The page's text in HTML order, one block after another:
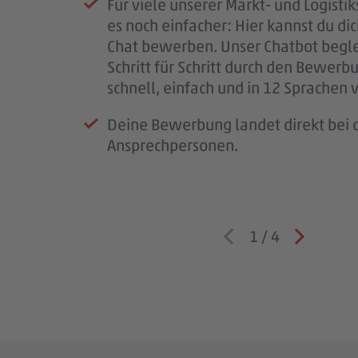
Für viele unserer Markt- und
es noch einfacher: Hier kannst du
Chat bewerben. Unser Chatbot
Schritt für Schritt durch den
schnell, einfach und in 12 Sprachen
Deine Bewerbung landet direkt bei
Ansprechpersonen.
melden uns so schnell wie möglich
für deine Geduld – jede Bewerbung
wichtig.
Wenn wir Rückfragen haben,
PENNY, deinem möglichen
Team – und wir lernen dich besser
bald im #teampenny willkommen
1 / 4